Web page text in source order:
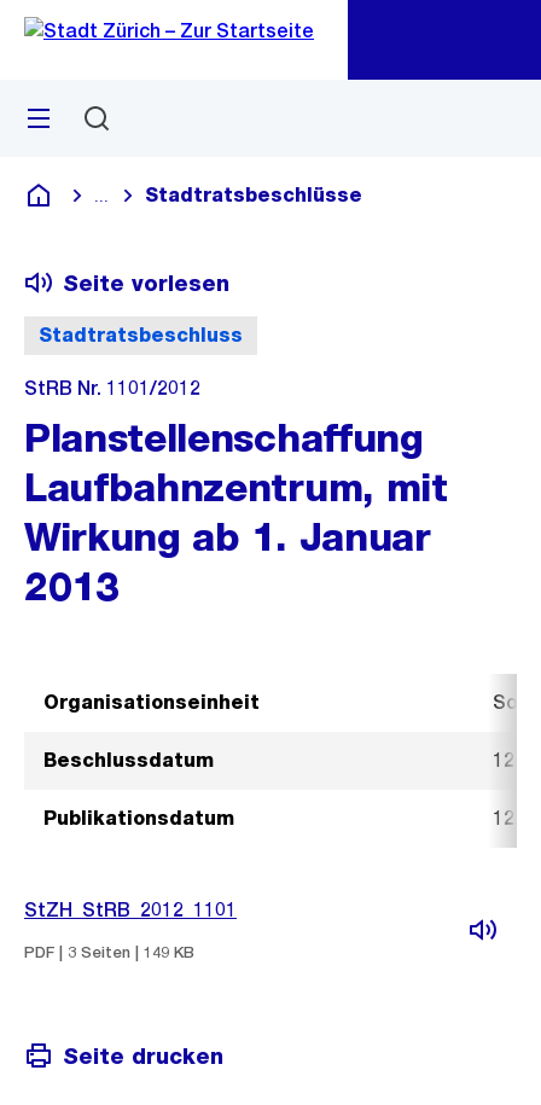
Navigation
Sprunglink
Menü
Deutsch
Blende alle Breadcrumbs ein
Stadtratsbeschlüsse
Stadtratsbeschluss
Seite vorlesen
StRB Nr. 1101/2012
Planstellenschaffung
Laufbahnzentrum, mit
Wirkung ab 1. Januar
2013
Organisationseinheit
Beschlussdatum 12.
Publikationsdatum 12.
StZH_StRB_2012_1101
PDF | 3 Seiten | 149 KB
Seite drucken